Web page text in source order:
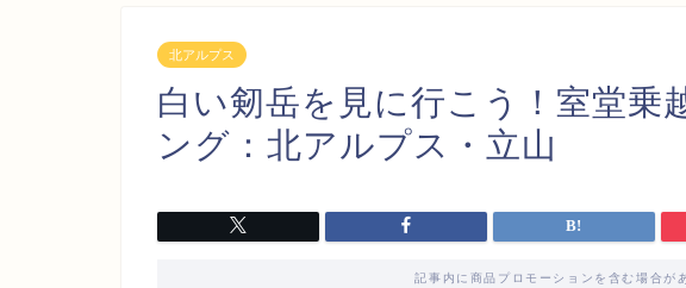
北アルプス
白い剱岳を見に行こう！室堂乗
ング：北アルプス・立山
記事内に商品プロモーションを含む場合が